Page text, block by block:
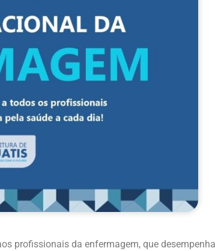
profissionais da enfermagem, que